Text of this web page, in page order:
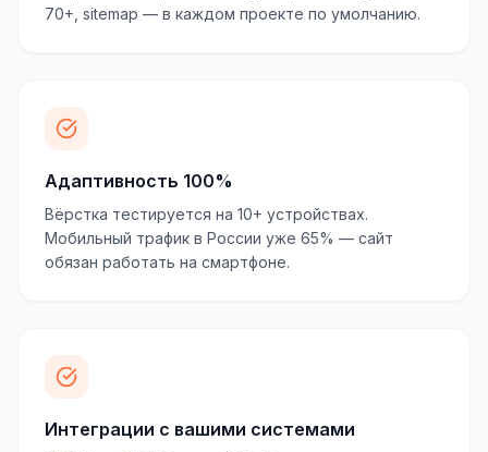
70+, sitemap — в каждом проекте по умолчанию.
Адаптивность 100%
Вёрстка тестируется на 10+ устройствах.
Мобильный трафик в России уже 65% — сайт
обязан работать на смартфоне.
Интеграции с вашими системами